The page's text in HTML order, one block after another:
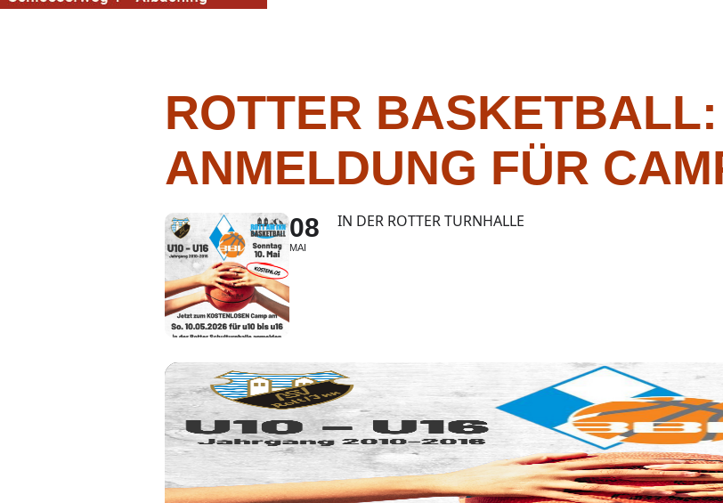
ROTTER
ANMELDUNG FÜR
08
MAI
IN DER ROTTER TURNHALLE